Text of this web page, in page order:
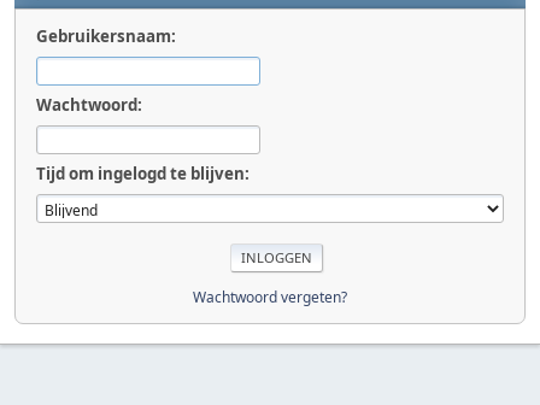
Gebruikersnaam:
Wachtwoord:
Tijd om ingelogd te blijven:
Wachtwoord vergeten?